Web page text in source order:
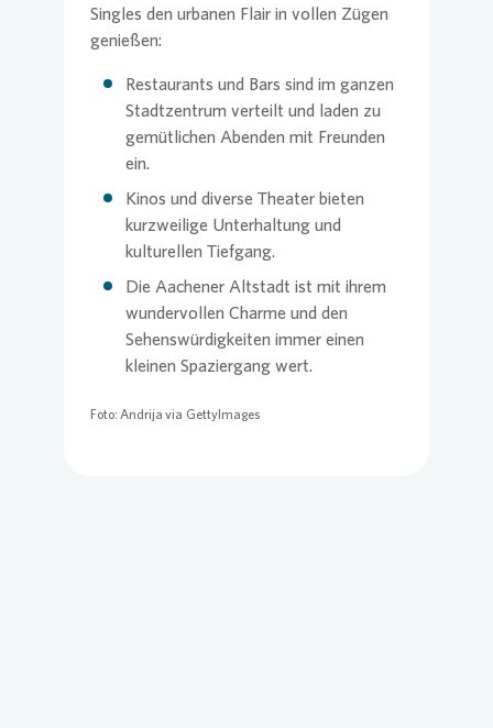
Singles den urbanen Flair in vollen Zügen
genießen:
Restaurants und Bars sind im ganzen
Stadtzentrum verteilt und laden zu
gemütlichen Abenden mit Freunden
ein.
Kinos und diverse Theater bieten
kurzweilige Unterhaltung und
kulturellen Tiefgang.
Die Aachener Altstadt ist mit ihrem
wundervollen Charme und den
Sehenswürdigkeiten immer einen
kleinen Spaziergang wert.
Foto: Andrija via GettyImages